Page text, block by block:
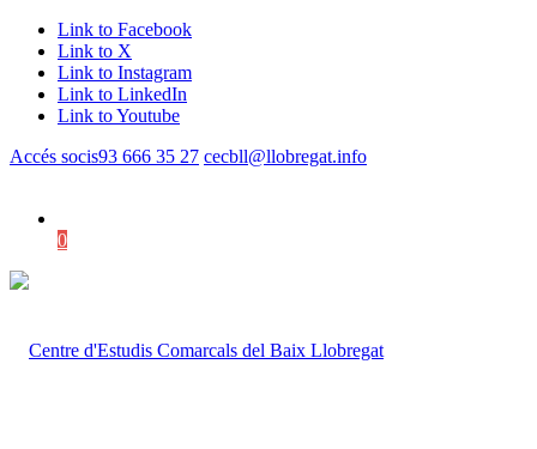
Link to Facebook
Link to X
Link to Instagram
Link to LinkedIn
Link to Youtube
Accés socis93 666 35 27 cecbll@llobregat.info
0